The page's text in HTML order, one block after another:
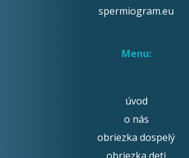
spermiogram.eu
Menu:
úvod
o nás
obriezka dospelý